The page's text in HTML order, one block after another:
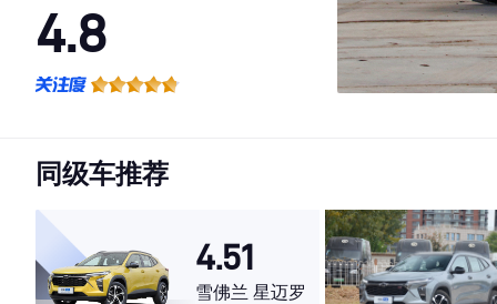
4.8
·空间表现较为优秀，优于61%同级车
同级车推荐
4.51
雪佛兰 星迈罗